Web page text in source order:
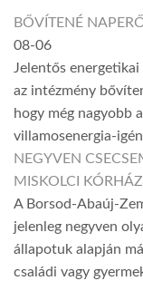
BŐVÍTENÉ
08-06
Jelentős
az intézmény
hogy még nagyobb
villamosenergia-
NEGYVEN
MISKOLCI
A Borsod-Abaúj-
jelenleg negyven
állapotuk alapján
családi vagy